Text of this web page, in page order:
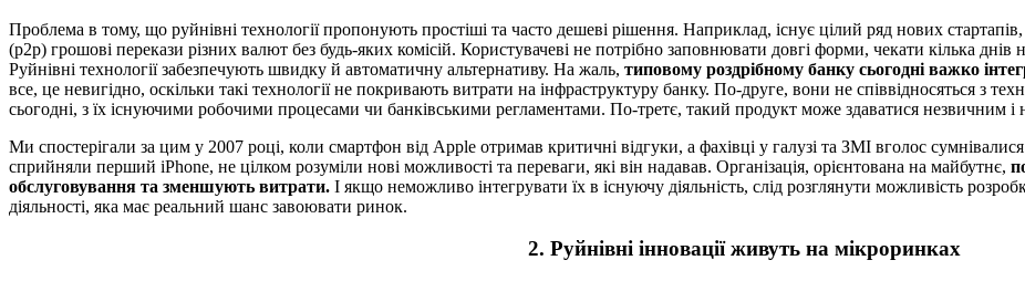
Проблема в тому, що руйнівні технології пропонують простіші та часто дешеві рішення. Наприклад, існує цілий ряд нових
(p2p) грошові перекази різних валют без будь-яких комісій. Користувачеві не потрібно заповнювати довгі форми, чекати кілька
Руйнівні технології забезпечують швидку й автоматичну альтернативу. На жаль, типовому роздрібному банку сьогодні важко
все, це невигідно, оскільки такі технології не покривають витрати на інфраструктуру банку. По-друге, вони не співвідносяться з
сьогодні, з їх існуючими робочими процесами чи банківськими регламентами. По-третє, такий продукт може здаватися незвичним і
Ми спостерігали за цим у 2007 році, коли смартфон від Apple отримав критичні відгуки, а фахівці у галузі та ЗМІ вголос
сприйняли перший iPhone, не цілком розуміли нові можливості та переваги, які він надавав. Організація, орієнтована на майбутнє,
обслуговування та зменшують витрати. І якщо неможливо інтегрувати їх в існуючу діяльність, слід розглянути можливість
діяльності, яка має реальний шанс завоювати ринок.
2. Руйнівні інновації живуть на мікроринках